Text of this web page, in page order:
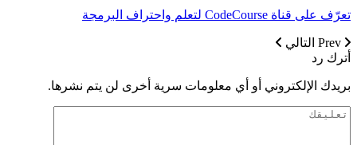
تعرّف على قناة CodeCourse لتعلم واحتراف البرمجة
التالي
أترك رد
بريدك الإلكتروني أو أي معلومات سرية أخرى لن يتم نشرها.